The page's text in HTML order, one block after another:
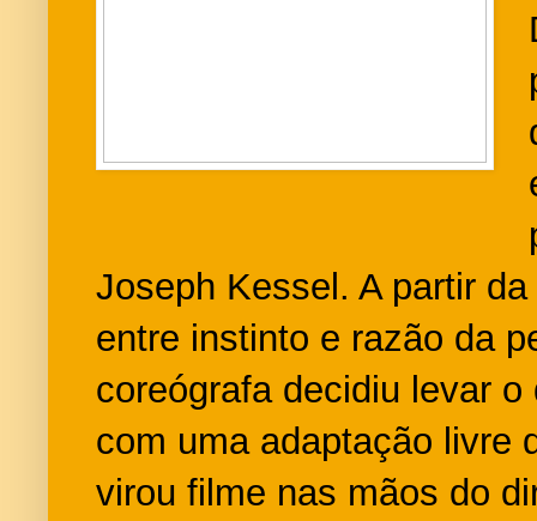
Joseph Kessel. A partir
entre instinto e razão da
coreógrafa decidiu levar
com uma adaptação livre
virou filme nas mãos do